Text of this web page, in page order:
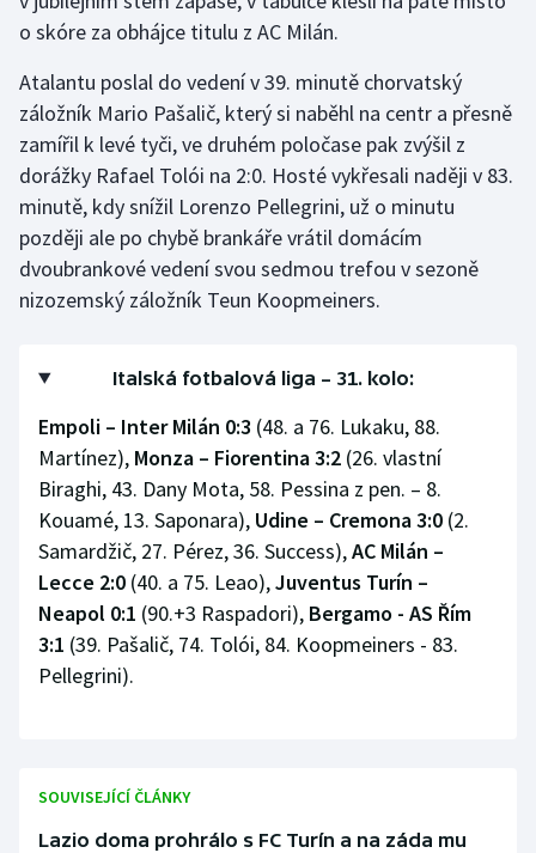
Rychlostní kanoistika
Sportovní střelba
Stolní tenis
Triatlon
Veslování
Ostatní
o skóre za obhájce titulu z AC Milán.
Atalantu poslal do vedení v 39. minutě chorvatský
záložník Mario Pašalič, který si naběhl na centr a přesně
zamířil k levé tyči, ve druhém poločase pak zvýšil z
dorážky Rafael Tolói na 2:0. Hosté vykřesali naději v 83.
minutě, kdy snížil Lorenzo Pellegrini, už o minutu
později ale po chybě brankáře vrátil domácím
dvoubrankové vedení svou sedmou trefou v sezoně
nizozemský záložník Teun Koopmeiners.
Italská fotbalová liga – 31. kolo:
Empoli – Inter Milán 0:3 (48. a 76. Lukaku, 88.
Martínez), Monza – Fiorentina 3:2 (26. vlastní
Biraghi, 43. Dany Mota, 58. Pessina z pen. – 8.
Kouamé, 13. Saponara), Udine – Cremona 3:0 (2.
Samardžič, 27. Pérez, 36. Success),AC Milán –
Lecce 2:0 (40. a 75. Leao),Juventus Turín –
Neapol 0:1 (90.+3 Raspadori), Bergamo - AS Řím
3:1 (39. Pašalič, 74. Tolói, 84. Koopmeiners - 83.
Pellegrini).
SOUVISEJÍCÍ ČLÁNKY
Lazio doma prohrálo s FC Turín a na záda mu